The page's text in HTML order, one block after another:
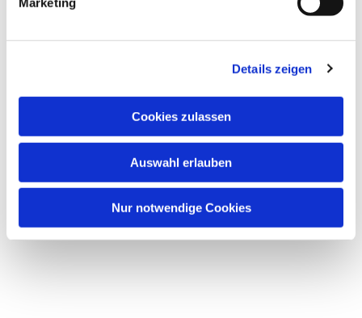
Details zeigen
Cookies zulassen
Auswahl erlauben
Nur notwendige Cookies
Dies könnte Sie auch